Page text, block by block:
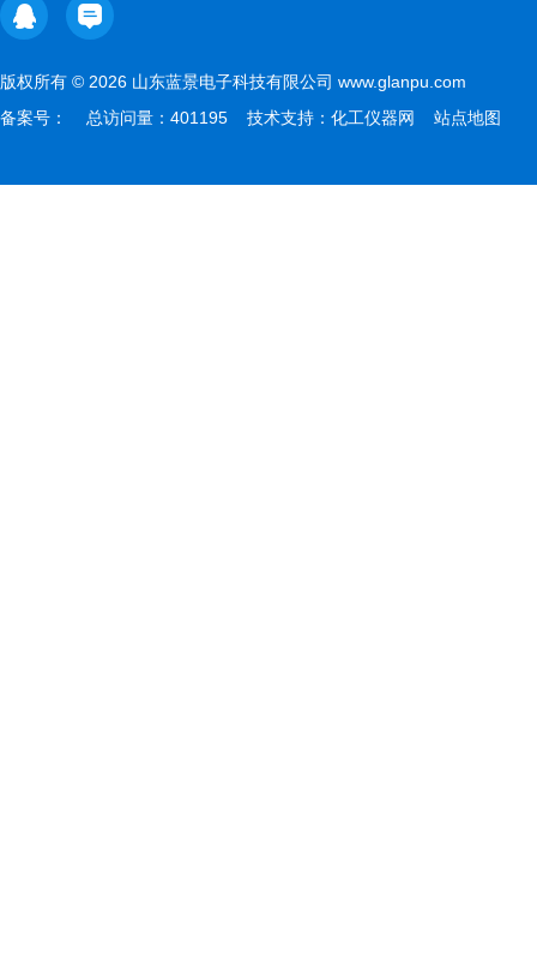
版权所有 © 2026 山东蓝景电子科技有限公司 www.glanpu.com
备案号：
总访问量：401195 技术支持： 化工仪器网 站点地图